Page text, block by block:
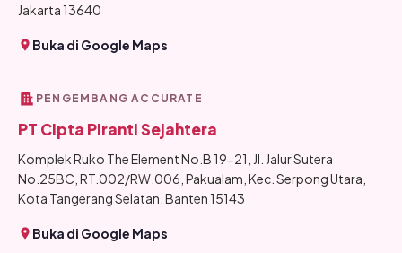
Jakarta 13640
Buka di Google Maps
PENGEMBANG ACCURATE
PT Cipta Piranti Sejahtera
Komplek Ruko The Element No.B 19-21, Jl. Jalur Sutera
No.25BC, RT.002/RW.006, Pakualam, Kec. Serpong Utara,
Kota Tangerang Selatan, Banten 15143
Buka di Google Maps